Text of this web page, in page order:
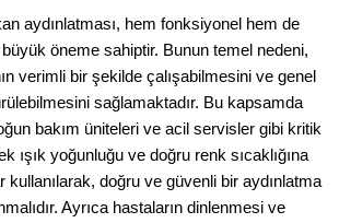
aydınlatması, hem fonksiyonel hem de
öneme sahiptir. Bunun temel nedeni,
verimli bir şekilde çalışabilmesini ve genel
sağlamaktadır. Bu kapsamda
bakım üniteleri ve acil servisler gibi kritik
ışık yoğunluğu ve doğru renk sıcaklığına
kullanılarak, doğru ve güvenli bir aydınlatma
Ayrıca hastaların dinlenmesi ve